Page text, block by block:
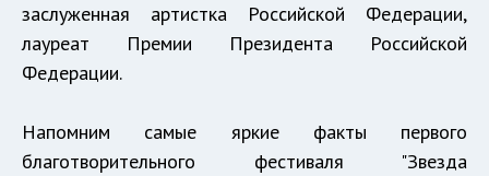
заслуженная артистка Российской Федерации,
лауреат Премии Президента Российской
Федерации.
Напомним самые яркие факты первого
благотворительного фестиваля "Звезда